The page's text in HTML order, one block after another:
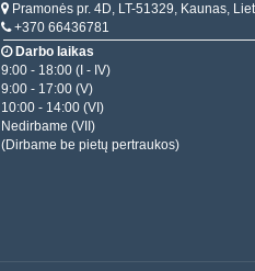
Pramonės pr. 4D, LT-51329, Kaunas,
+370 66436781
Darbo laikas
9:00 - 18:00 (I - IV)
9:00 - 17:00 (V)
10:00 - 14:00 (VI)
Nedirbame (VII)
(Dirbame be pietų pertraukos)